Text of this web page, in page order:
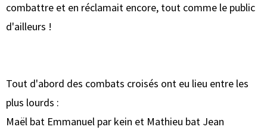
combattre et en réclamait encore, tout comme le public
d'ailleurs !
Tout d'abord des combats croisés ont eu lieu entre les
plus lourds :
Maël bat Emmanuel par kein et Mathieu bat Jean